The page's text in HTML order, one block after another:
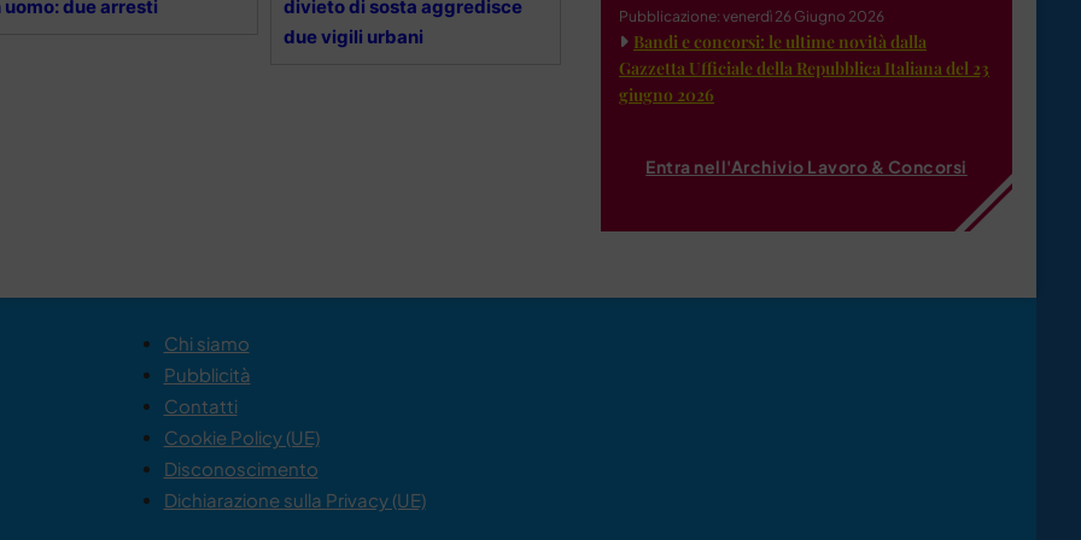
uomo: due arresti
divieto di sosta aggredisce
due vigili urbani
Pubblicazione: venerdì 26 Giugno 2026
Bandi e concorsi: le ultime novità dalla
Gazzetta Ufficiale della Repubblica Italiana del 23
giugno 2026
Entra nell'Archivio Lavoro & Concorsi
Chi siamo
Pubblicità
Contatti
Cookie Policy (UE)
Disconoscimento
Dichiarazione sulla Privacy (UE)